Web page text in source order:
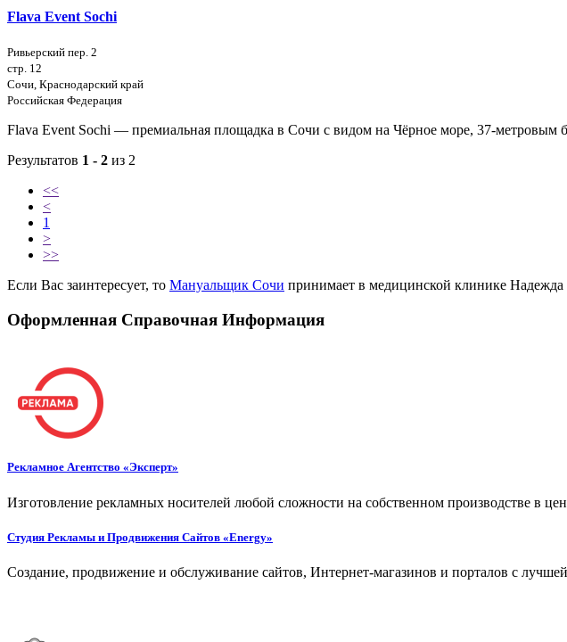
Flava Event Sochi
Ривьерский пер. 2
стр. 12
Сочи, Краснодарский край
Российская Федерация
Flava Event Sochi — премиальная площадка в Сочи с видом на Чёрное море, 37-метровым
Результатов 1 - 2 из 2
<<
<
1
>
>>
Если Вас заинтересует, то Мануальщик Сочи принимает в медицинской клинике Надежда
Оформленная Справочная Информация
Рекламное Агентство «Эксперт»
Изготовление рекламных носителей любой сложности на собственном производстве в
Студия Рекламы и Продвижения Сайтов «Energy»
Создание, продвижение и обслуживание сайтов, Интернет-магазинов и порталов с